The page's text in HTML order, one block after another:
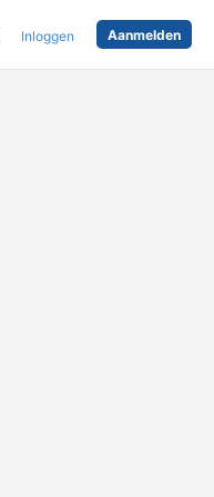
Inloggen Aanmelden